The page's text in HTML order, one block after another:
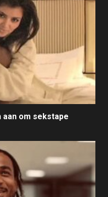
aan om sekstape